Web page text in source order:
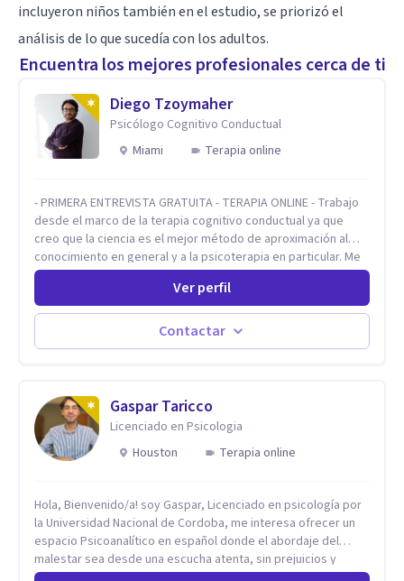
incluyeron niños también en el estudio, se priorizó el
análisis de lo que sucedía con los adultos.
Encuentra los mejores profesionales cerca de ti
Diego Tzoymaher
Psicólogo Cognitivo Conductual
Miami
Terapia online
- PRIMERA ENTREVISTA GRATUITA - TERAPIA ONLINE - Trabajo
desde el marco de la terapia cognitivo conductual ya que
creo que la ciencia es el mejor método de aproximación al
conocimiento en general y a la psicoterapia en particular. Me
interesan los procesos de cambio conductual por los que una
persona pueda alcanzar sus objetivos, transitando,
aceptando y modificando sus patrones cognitivos y
emocionales. Abordo patologías específicas como trastornos
de ansiedad y del ánimo, y también crisis vitales y procesos
Ver perfil
Contactar
Gaspar Taricco
Licenciado en Psicologia
Houston
Terapia online
Hola, Bienvenido/a! soy Gaspar, Licenciado en psicología por
la Universidad Nacional de Cordoba, me interesa ofrecer un
espacio Psicoanalítico en español donde el abordaje del
malestar sea desde una escucha atenta, sin prejuicios y
rescatando lo singular de cada caso, sin caer en etiquetas.